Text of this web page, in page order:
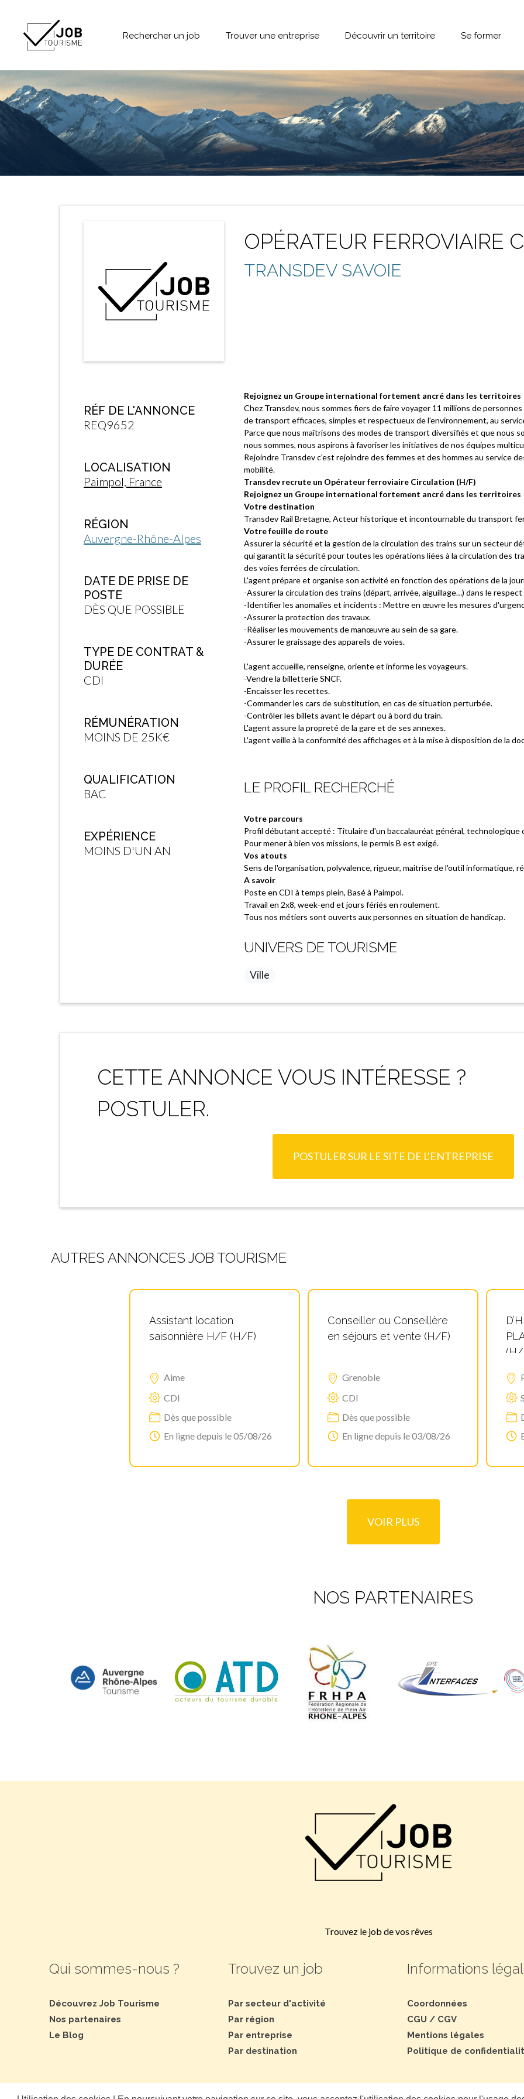
Rechercher un job Trouver une entreprise Découvrir un territoire Se former
OPÉRATEUR FERROVIAIRE
TRANSDEV SAVOIE
RÉF DE L'ANNONCE
REQ9652
LOCALISATION
Paimpol, France
RÉGION
Auvergne-Rhône-Alpes
DATE DE PRISE DE
POSTE
DÈS QUE POSSIBLE
TYPE DE CONTRAT &
DURÉE
CDI
RÉMUNÉRATION
MOINS DE 25K€
QUALIFICATION
BAC
EXPÉRIENCE
MOINS D'UN AN
Rejoignez un Groupe international fortement ancré dans les territoires
Chez Transdev, nous sommes fiers de faire voyager 11 millions de
de transport efficaces, simples et respectueux de l'environnement, au
Parce que nous maîtrisons des modes de transport diversifiés et que nous
nous sommes, nous aspirons à favoriser les initiatives de nos équipes
Rejoindre Transdev c'est rejoindre des femmes et des hommes au service
mobilité.
Transdev recrute un Opérateur ferroviaire Circulation (H/F)
Rejoignez un Groupe international fortement ancré dans les territoires
Votre destination
Transdev Rail Bretagne, Acteur historique et incontournable du transport
Votre feuille de route
Assurer la sécurité et la gestion de la circulation des trains sur un secteur
qui garantit la sécurité pour toutes les opérations liées à la circulation des
des voies ferrées de circulation.
L'agent prépare et organise son activité en fonction des opérations de la
-Assurer la circulation des trains (départ, arrivée, aiguillage…) dans le
-Identifier les anomalies et incidents : Mettre en œuvre les mesures
-Assurer la protection des travaux.
-Réaliser les mouvements de manœuvre au sein de sa gare.
-Assurer le graissage des appareils de voies.
L'agent accueille, renseigne, oriente et informe les voyageurs.
-Vendre la billetterie SNCF.
-Encaisser les recettes.
-Commander les cars de substitution, en cas de situation perturbée.
-Contrôler les billets avant le départ ou à bord du train.
L'agent assure la propreté de la gare et de ses annexes.
L'agent veille à la conformité des affichages et à la mise à disposition de la
LE PROFIL RECHERCHÉ
Votre parcours
Profil débutant accepté : Titulaire d'un baccalauréat général,
Pour mener à bien vos missions, le permis B est exigé.
Vos atouts
Sens de l'organisation, polyvalence, rigueur, maitrise de l'outil informatique,
A savoir
Poste en CDI à temps plein, Basé à Paimpol.
Travail en 2x8, week-end et jours fériés en roulement.
Tous nos métiers sont ouverts aux personnes en situation de handicap.
UNIVERS DE TOURISME
Ville
CETTE ANNONCE VOUS INTÉRESSE ?
POSTULER.
POSTULER SUR LE SITE DE L'ENTREPRISE
AUTRES ANNONCES JOB TOURISME
Assistant location
saisonnière H/F (H/F)
Aime
CDI
Dès que possible
En ligne depuis le 05/08/26
Conseiller ou Conseillère
en séjours et vente (H/F)
Grenoble
CDI
Dès que possible
En ligne depuis le 03/08/26
(H/
VOIR PLUS
NOS PARTENAIRES
Trouvez le job de vos rêves
Qui sommes-nous ?
Découvrez Job Tourisme
Nos partenaires
Le Blog
Trouvez un job
Par secteur d'activité
Par région
Par entreprise
Par destination
Informations
Coordonnées
CGU / CGV
Mentions légales
Politique de